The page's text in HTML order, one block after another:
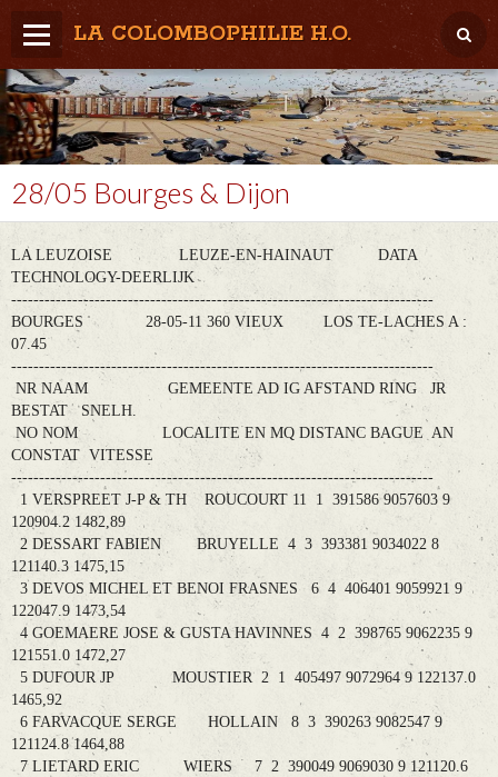
LA COLOMBOPHILIE H.O.
Home
Météo / Het weer
Lâcher / Los
Result. clubs, Provincial, (Inter)National
RFCB / KBDB
28/05 Bourges & Dijon
LA LEUZOISE LEUZE-EN-HAINAUT DATA
TECHNOLOGY-DEERLIJK
----------------------------------------------------------------------------
BOURGES 28-05-11 360 VIEUX LOS TE-LACHES A :
07.45
----------------------------------------------------------------------------
NR NAAM GEMEENTE AD IG AFSTAND RING JR
BESTAT SNELH.
NO NOM LOCALITE EN MQ DISTANC BAGUE AN
CONSTAT VITESSE
----------------------------------------------------------------------------
1 VERSPREET J-P & TH ROUCOURT 11 1 391586 9057603 9
120904.2 1482,89
2 DESSART FABIEN BRUYELLE 4 3 393381 9034022 8
121140.3 1475,15
3 DEVOS MICHEL ET BENOI FRASNES 6 4 406401 9059921 9
122047.9 1473,54
4 GOEMAERE JOSE & GUSTA HAVINNES 4 2 398765 9062235 9
121551.0 1472,27
5 DUFOUR JP MOUSTIER 2 1 405497 9072964 9 122137.0
1465,92
6 FARVACQUE SERGE HOLLAIN 8 3 390263 9082547 9
121124.8 1464,88
7 LIETARD ERIC WIERS 7 2 390049 9069030 9 121120.6